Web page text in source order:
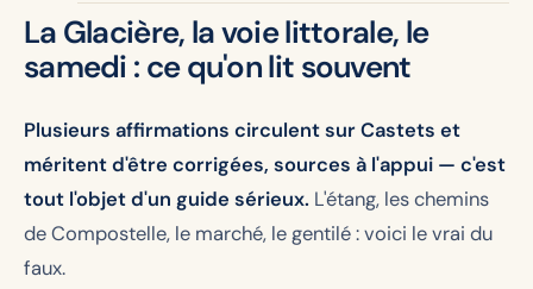
La Glacière, la voie littorale, le
samedi : ce qu'on lit souvent
Plusieurs affirmations circulent sur Castets et
méritent d'être corrigées, sources à l'appui — c'est
tout l'objet d'un guide sérieux. L'étang, les chemins
de Compostelle, le marché, le gentilé : voici le vrai du
faux.